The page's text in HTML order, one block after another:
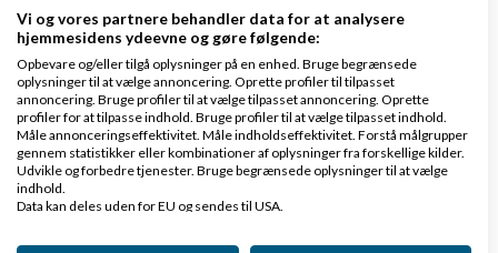
HenrikSkrevet02-07-2014kl. 17:29
Takker Kitt for feedback.
Jeg har nu rettet nogle af de værste gramatiske fejl,
samt opdateret priserne, så hvad timeprisen
Vi og vores partnere behandler data for at analysere
hjemmesidens ydeevne og gøre følgende:
Opbevare og/eller tilgå oplysninger på en enhed. Bruge begrænsede
oplysninger til at vælge annoncering. Oprette profiler til tilpasset
annoncering. Bruge profiler til at vælge tilpasset annoncering. Oprette
profiler for at tilpasse indhold. Bruge profiler til at vælge tilpasset indhold.
Måle annonceringseffektivitet. Måle indholdseffektivitet. Forstå målgrupper
gennem statistikker eller kombinationer af oplysninger fra forskellige kilder.
Udvikle og forbedre tjenester. Bruge begrænsede oplysninger til at vælge
indhold.
Data kan deles uden for EU og sendes til USA.